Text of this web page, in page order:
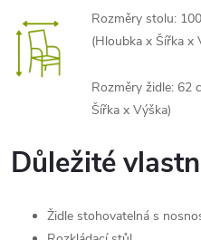
Rozměry stolu:
(Hloubka x Šířka x
Rozměry židle: 62
Šířka x Výška)
Důležité
Židle stohovatelná s